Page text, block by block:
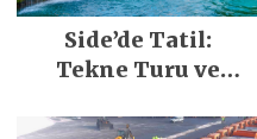
Side’de Tatil:
Tekne Turu ve